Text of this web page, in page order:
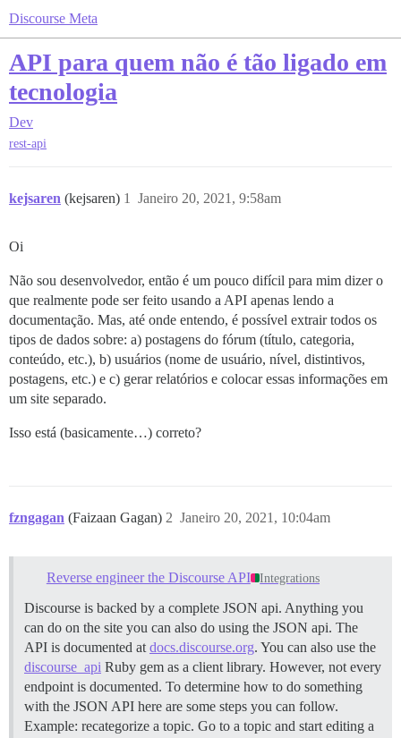
Discourse Meta
API para quem não é tão ligado em
tecnologia
Dev
rest-api
kejsaren (kejsaren) Janeiro 20, 2021, 9:58am
1
Oi
Não sou desenvolvedor, então é um pouco difícil para mim dizer o
que realmente pode ser feito usando a API apenas lendo a
documentação. Mas, até onde entendo, é possível extrair todos os
tipos de dados sobre: a) postagens do fórum (título, categoria,
conteúdo, etc.), b) usuários (nome de usuário, nível, distintivos,
postagens, etc.) e c) gerar relatórios e colocar essas informações em
um site separado.
Isso está (basicamente…) correto?
fzngagan (Faizaan Gagan) Janeiro 20, 2021, 10:04am
2
Reverse engineer the Discourse API Integrations
Discourse is backed by a complete JSON api. Anything you
can do on the site you can also do using the JSON api. The
API is documented at docs.discourse.org. You can also use the
discourse_api Ruby gem as a client library. However, not every
endpoint is documented. To determine how to do something
with the JSON API here are some steps you can follow.
Example: recategorize a topic. Go to a topic and start editing a